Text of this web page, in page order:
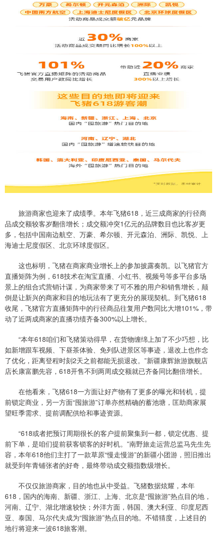
旅游商家也迎来了成绩季。本年飞猪618，近三成商家的行径商
品成交额较客岁翻倍增长；成交额冲突1亿元的品牌数目也比客岁更
多，包括中国南边航空、万豪、希尔顿、开元森泊、洲际、凯悦、上
海迪士尼度假区、北京环球度假区。
这也标明，飞猪在商家商业增长上的参加披露奏凯。以飞猪官方
直播矩阵为例，618技术在淘宝直播、小红书、视频号等多平台多场
景上的组合式营销计谋，为商家带来了可不雅的用户和销售增长，颠
倒是让新兴的商家和目的地玩法有了更充分的展现契机。到飞猪618
收尾，飞猪官方直播矩阵中的行径商品往复用户数同比大增101%，带
动了近两成商家的直播功绩齐备300%以上增长。
“本年618咱们和飞猪策动得早，在货物缠绵上加了不少巧想，比
如新增跟车视频、下昼茶体验、免列队进景区等事迹，退改上也作念
了优化，距离登程时刻2天之前都能无损退改。”新疆康辉旅游旗舰店
店长康富鹏先容，618开售不到两周成交额就已齐备同比翻倍增长。
在他看来，飞猪618一方面让好产物有了更多的曝光和转机，提
前锁定商业，另一方面“囤旅游”订单亦然精确的蓄池塘，匡助商家展
望旺季需求、提前调配供给和事迹资源。
“618或者把预订周期很长的客户提前聚集到一都，锁定优惠、提
前下单，是咱们提前获客锁客的好时机。”南野旅走运营总监马先生先
容，本年618他们主打了一款草原“慢走慢游”的新疆小团游，照旧推出
就受到年青铺张者的好奇，最终带动成交额指数级增长。
不仅仅旅游商家，目的地也从中受益。飞猪数据炫耀，本年
618，国内的海南、新疆、浙江、上海、北京是“囤旅游”热点目的地，
河南、辽宁、湖北增速较快；外洋方面，韩国、澳大利亚、印度尼西
亚、泰国、马尔代夫成为“囤旅游”热点目的地。不错猜度，上述目的
地行将迎来一波618旅客潮。